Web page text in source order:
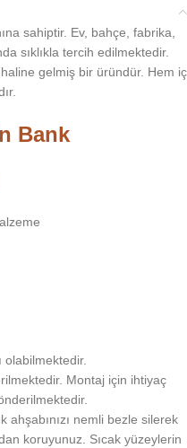
sahiptir. Ev, bahçe, fabrika,
sıklıkla tercih edilmektedir.
haline gelmiş bir üründür. Hem iç
Bank
olabilmektedir.
Montaj için ihtiyaç
ahşabınızı nemli bezle silerek
koruyunuz. Sıcak yüzeylerin